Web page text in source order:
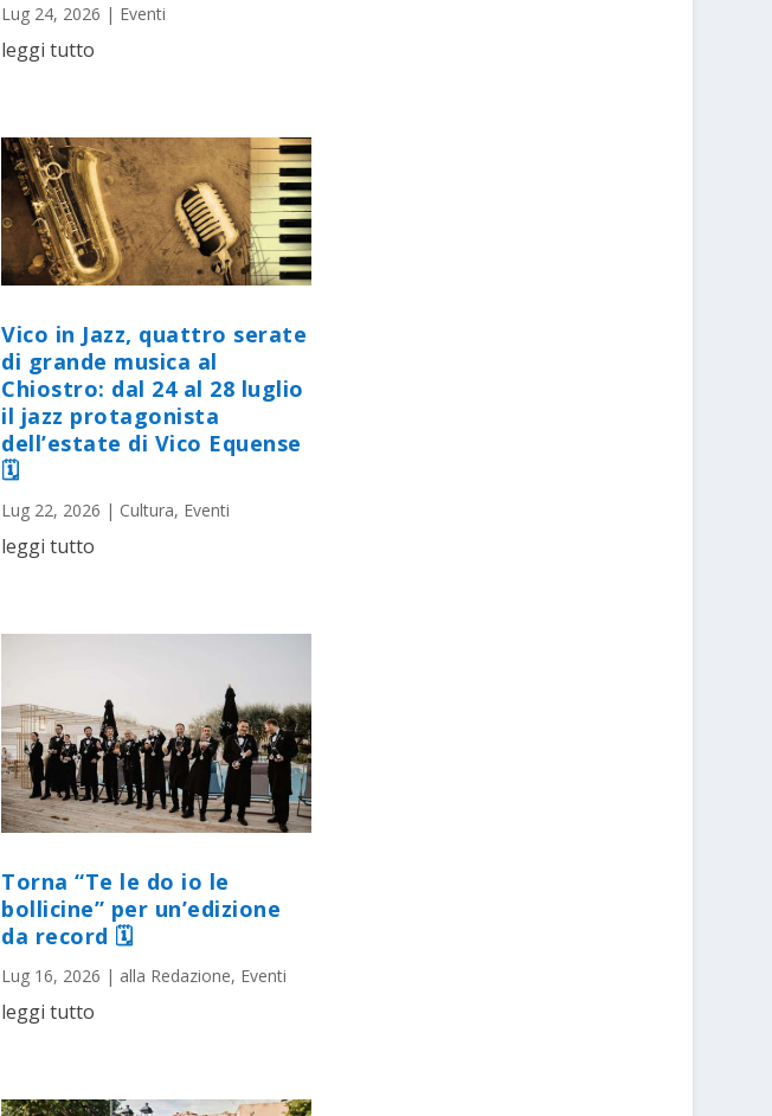
Lug 24, 2026 | Eventi
leggi tutto
Vico in Jazz, quattro serate
di grande musica al
Chiostro: dal 24 al 28 luglio
il jazz protagonista
dell’estate di Vico Equense
🗓
Lug 22, 2026 | Cultura, Eventi
leggi tutto
Torna “Te le do io le
bollicine” per un’edizione
da record 🗓
Lug 16, 2026 | alla Redazione, Eventi
leggi tutto